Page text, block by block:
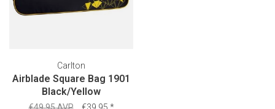
Carlton
Airblade Square Bag 1901
Black/Yellow